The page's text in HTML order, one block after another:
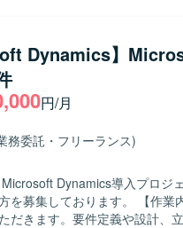
を通じて、計画業務の高度化を図ってい
産計画に関する深い業務理解を
ています。関係者と円滑にコ
いです。 【ポジションの魅力】 製造業のサプライチェーン計
、最新の計画ソリューション
になります。生産系に強い知
環境】 SAP IBPおよびサプライチェーン計画関連ツー
で作業していただきます。
Dynamics】
円/月
務委託・フリーランス)
Microsoft Dynamics導入プロ
【作業内容】 Microsoft Dynamics導入に関しての業務全
だきます。要件定義や設計、